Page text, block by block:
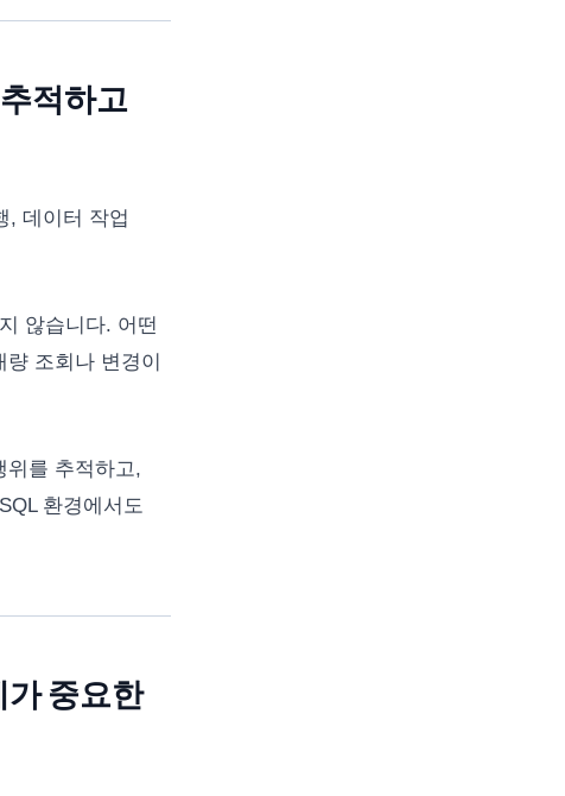
적하고
, 데이터 작업
않습니다. 어떤
조회나 변경이
위를 추적하고,
환경에서도
중요한